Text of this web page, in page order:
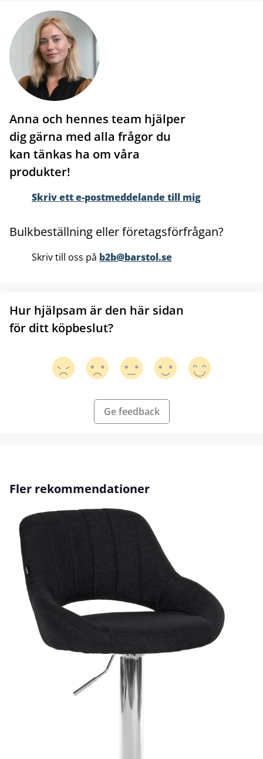
Anna och hennes team hjälper
dig gärna med alla frågor du
kan tänkas ha om våra
produkter!
Skriv ett e-postmeddelande till mig
Bulkbeställning eller företagsförfrågan?
Skriv till oss på b2b@barstol.se
Hur hjälpsam är den här sidan
för ditt köpbeslut?
Ge feedback
Hoppa över produktgalleri
Fler rekommendationer